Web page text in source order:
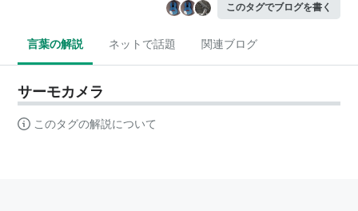
このタグでブログを書く
言葉の解説 ネットで話題 関連ブログ
サーモカメラ
このタグの解説について